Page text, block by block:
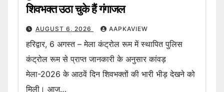
शिवभक्त उठा चुके हैं गंगाजल
AUGUST 6, 2026 AAPKAVIEW
हरिद्वार, 6 अगस्त – मेला कंट्रोल रूम में स्थापित पुलिस
कंट्रोल रूम से प्राप्त जानकारी के अनुसार कांवड़
मेला-2026 के आठवें दिन शिवभक्तों की भारी भीड़ देखने को
मिली। आज…